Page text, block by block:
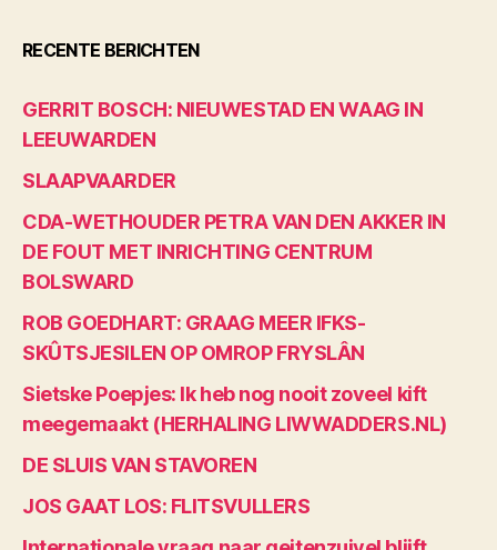
RECENTE BERICHTEN
GERRIT BOSCH: NIEUWESTAD EN WAAG IN
LEEUWARDEN
SLAAPVAARDER
CDA-WETHOUDER PETRA VAN DEN AKKER IN
DE FOUT MET INRICHTING CENTRUM
BOLSWARD
ROB GOEDHART: GRAAG MEER IFKS-
SKÛTSJESILEN OP OMROP FRYSLÂN
Sietske Poepjes: Ik heb nog nooit zoveel kift
meegemaakt (HERHALING LIWWADDERS.NL)
DE SLUIS VAN STAVOREN
JOS GAAT LOS: FLITSVULLERS